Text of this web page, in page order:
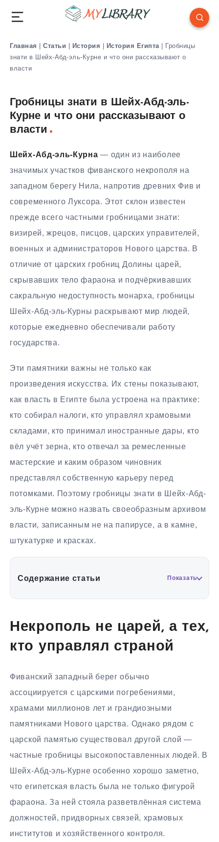
Главная | Статьи | История | История Египта | Гробницы
знати в Шейх-Абд-эль-Курне и что они рассказывают о
власти
Гробницы знати в Шейх-Абд-эль-
Курне и что они рассказывают о
власти
Шейх-Абд-эль-Курна — один из наиболее
значимых участков фиванского некрополя на
западном берегу Нила, напротив древних Фив и
современного Луксора. Этот склон известен
прежде всего частными гробницами знати:
визирей, жрецов, писцов, царских управителей,
военных и администраторов Нового царства. В
отличие от царских гробниц Долины царей,
скрывавших тело фараона и подчёркивавших
сакральную недоступность монарха, гробницы
Шейх-Абд-эль-Курны раскрывают мир людей,
которые ежедневно обеспечивали работу
государства.
Эти памятники важны не только как
произведения искусства. Их стены показывают,
как власть в Египте была устроена на практике:
кто собирал налоги, кто управлял храмовыми
складами, кто принимал иностранные дары, кто
вёл учёт зерна, кто отвечал за ремесленные
мастерские и каким образом чиновник
представлял собственную карьеру перед
потомками. Поэтому гробницы знати в Шейх-Абд-
эль-Курне можно назвать своеобразным архивом
власти, записанным не на папирусе, а в камне,
штукатурке и красках.
Содержание статьи Показать
Некрополь не царей, а тех,
кто управлял страной
Фиванский западный берег обычно
ассоциируется с царскими погребениями,
храмами миллионов лет и грандиозными
памятниками Нового царства. Однако рядом с
царской памятью существовал другой слой —
частные гробницы высокопоставленных людей. В
Шейх-Абд-эль-Курне особенно хорошо заметно,
что египетская власть была не только фигурой
фараона. За ней стояла разветвлённая система
должностей, придворных связей, храмовых
институтов и хозяйственного контроля.